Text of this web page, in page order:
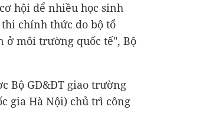
hội để nhiều học sinh
chính thức do bộ tổ
ở môi trường quốc tế", Bộ
Bộ GD&ĐT giao trường
gia Hà Nội) chủ trì công